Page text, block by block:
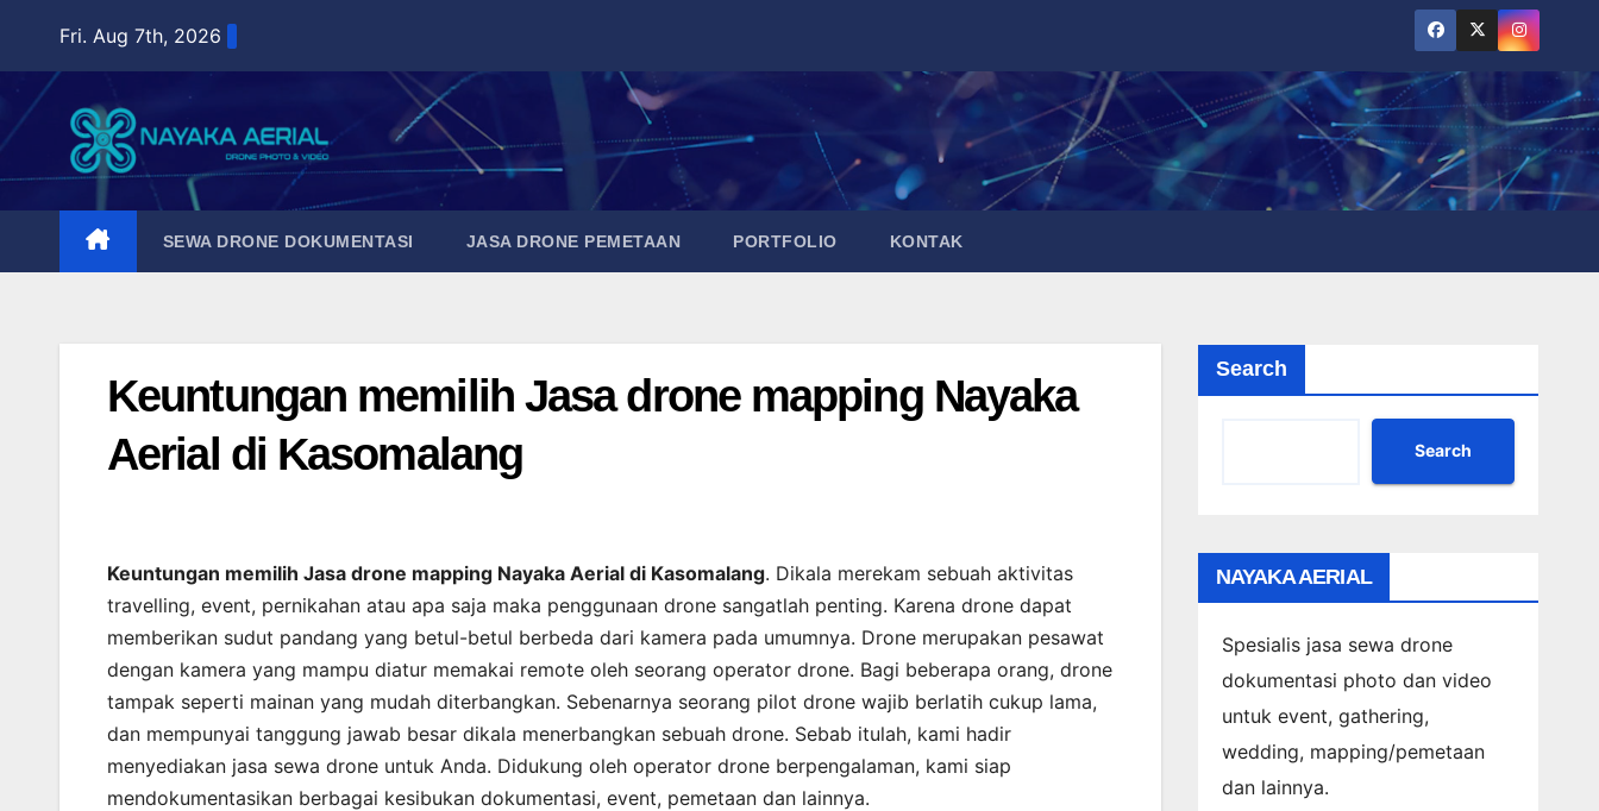
content
Fri. Aug 7th, 2026
SEWA DRONE DOKUMENTASI JASA DRONE PEMETAAN PORTFOLIO KONTAK
Keuntungan memilih Jasa drone mapping Nayaka
Aerial di Kasomalang
Keuntungan memilih Jasa drone mapping Nayaka Aerial di Kasomalang. Dikala merekam sebuah aktivitas
travelling, event, pernikahan atau apa saja maka penggunaan drone sangatlah penting. Karena drone dapat
memberikan sudut pandang yang betul-betul berbeda dari kamera pada umumnya. Drone merupakan pesawat
dengan kamera yang mampu diatur memakai remote oleh seorang operator drone. Bagi beberapa orang, drone
tampak seperti mainan yang mudah diterbangkan. Sebenarnya seorang pilot drone wajib berlatih cukup lama,
dan mempunyai tanggung jawab besar dikala menerbangkan sebuah drone. Sebab itulah, kami hadir
menyediakan jasa sewa drone untuk Anda. Didukung oleh operator drone berpengalaman, kami siap
mendokumentasikan berbagai kesibukan dokumentasi, event, pemetaan dan lainnya.
Search
Search
NAYAKA AERIAL
Spesialis jasa sewa drone
dokumentasi photo dan video
untuk event, gathering,
wedding, mapping/pemetaan
dan lainnya.